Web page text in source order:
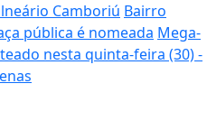
Camboriú Bairro
pública é nomeada Mega-
nesta quinta-feira (30) -